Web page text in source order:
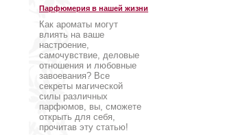
Парфюмерия в нашей жизни
Как ароматы могут
влиять на ваше
настроение,
самочувствие, деловые
отношения и любовные
завоевания? Все
секреты магической
силы различных
парфюмов, вы, сможете
открыть для себя,
прочитав эту статью!